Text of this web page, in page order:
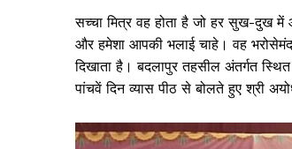
सच्चा मित्र वह होता है जो हर सुख-दुख
और हमेशा आपकी भलाई चाहे। वह
दिखाता है। बदलापुर तहसील अंतर्गत
पांचवें दिन व्यास पीठ से बोलते हुए श्री